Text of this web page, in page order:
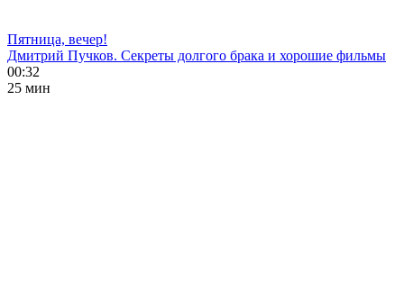
Пятница, вечер!
Дмитрий Пучков. Секреты долгого брака и хорошие фильмы
00:32
25 мин